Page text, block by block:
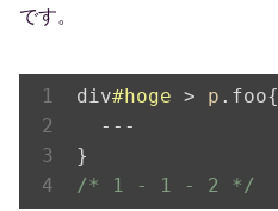
です。
div#hoge > p .foo{
  ---
/* 1 - 1 - 2 */